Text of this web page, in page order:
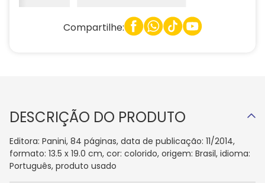
Compartilhe:
DESCRIÇÃO DO PRODUTO
Editora: Panini, 84 páginas, data de publicação: 11/2014,
formato: 13.5 x 19.0 cm, cor: colorido, origem: Brasil, idioma:
Português, produto usado